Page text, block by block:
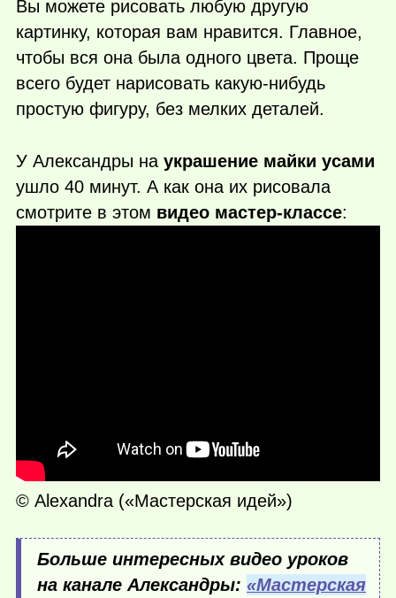
Вы можете рисовать любую другую
картинку, которая вам нравится. Главное,
чтобы вся она была одного цвета. Проще
всего будет нарисовать какую-нибудь
простую фигуру, без мелких деталей.
У Александры на украшение майки усами
ушло 40 минут. А как она их рисовала
смотрите в этом видео мастер-классе:
© Alexandra («Мастерская идей»)
Больше интересных видео уроков
на канале Александры: «Мастерская